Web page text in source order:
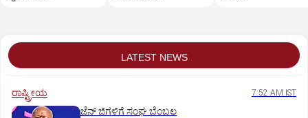
LATEST NEWS
ರಾಷ್ಟ್ರೀಯ 7:52 AM IST
ಜೆನ್‌ ಜಿಗಳಿಗೆ ಸಂಘ ಬೆಂಬಲ